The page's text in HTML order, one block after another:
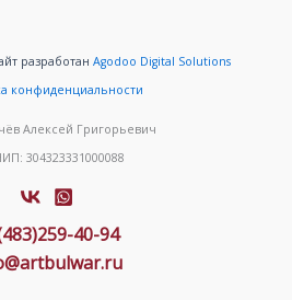
разработан Agodoo Digital Solutions
конфиденциальности
Алексей Григорьевич
304323331000088
40-94